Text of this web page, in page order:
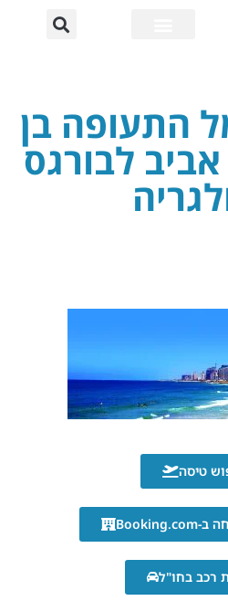
התעופה בן
אביב לבורגס
טיסה
רכב בחו"ל